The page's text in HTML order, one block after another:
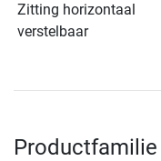
Zitting horizontaal
verstelbaar
Productfamilie